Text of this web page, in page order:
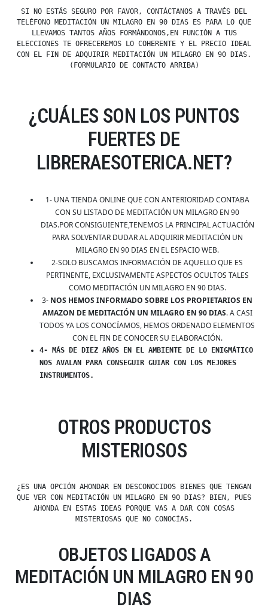
SI NO ESTÁS SEGURO POR FAVOR, CONTÁCTANOS A TRAVÉS DEL
TELÉFONO MEDITACIÓN UN MILAGRO EN 90 DIAS ES PARA LO QUE
LLEVAMOS TANTOS AÑOS FORMÁNDONOS,EN FUNCIÓN A TUS
ELECCIONES TE OFRECEREMOS LO COHERENTE Y EL PRECIO IDEAL
CON EL FIN DE ADQUIRIR MEDITACIÓN UN MILAGRO EN 90 DIAS.
(FORMULARIO DE CONTACTO ARRIBA)
¿CUÁLES SON LOS PUNTOS
FUERTES DE
LIBRERAESOTERICA.NET?
1- UNA TIENDA ONLINE QUE CON ANTERIORIDAD CONTABA
CON SU LISTADO DE MEDITACIÓN UN MILAGRO EN 90
DIAS.POR CONSIGUIENTE,TENEMOS LA PRINCIPAL ACTUACIÓN
PARA SOLVENTAR DUDAR AL ADQUIRIR MEDITACIÓN UN
MILAGRO EN 90 DIAS EN EL ESPACIO WEB.
2-SOLO BUSCAMOS INFORMACIÓN DE AQUELLO QUE ES
PERTINENTE, EXCLUSIVAMENTE ASPECTOS OCULTOS TALES
COMO MEDITACIÓN UN MILAGRO EN 90 DIAS.
3- NOS HEMOS INFORMADO SOBRE LOS PROPIETARIOS EN
AMAZON DE MEDITACIÓN UN MILAGRO EN 90 DIAS. A CASI
TODOS YA LOS CONOCÍAMOS, HEMOS ORDENADO ELEMENTOS
CON EL FIN DE CONOCER SU ELABORACIÓN.
4- MÁS DE DIEZ AÑOS EN EL AMBIENTE DE LO ENIGMÁTICO
NOS AVALAN PARA CONSEGUIR GUIAR CON LOS MEJORES
INSTRUMENTOS.
OTROS PRODUCTOS
MISTERIOSOS
¿ES UNA OPCIÓN AHONDAR EN DESCONOCIDOS BIENES QUE TENGAN
QUE VER CON MEDITACIÓN UN MILAGRO EN 90 DIAS? BIEN, PUES
AHONDA EN ESTAS IDEAS PORQUE VAS A DAR CON COSAS
MISTERIOSAS QUE NO CONOCÍAS.
OBJETOS LIGADOS A
MEDITACIÓN UN MILAGRO EN 90
DIAS